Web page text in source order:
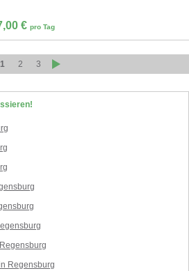
€ pro Tag
1 2 3
Regensburg
Regensburg